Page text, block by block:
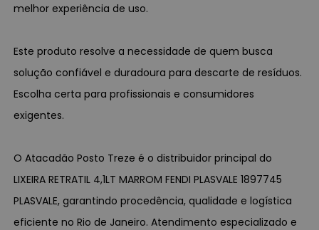
melhor experiência de uso.
Este produto resolve a necessidade de quem busca
solução confiável e duradoura para descarte de resíduos.
Escolha certa para profissionais e consumidores
exigentes.
O Atacadão Posto Treze é o distribuidor principal do
LIXEIRA RETRATIL 4,1LT MARROM FENDI PLASVALE 1897745
PLASVALE, garantindo procedência, qualidade e logística
eficiente no Rio de Janeiro. Atendimento especializado e